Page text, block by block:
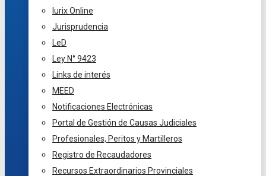
Iurix Online
Jurisprudencia
LeD
Ley N° 9423
Links de interés
MEED
Notificaciones Electrónicas
Portal de Gestión de Causas Judiciales
Profesionales, Peritos y Martilleros
Registro de Recaudadores
Recursos Extraordinarios Provinciales